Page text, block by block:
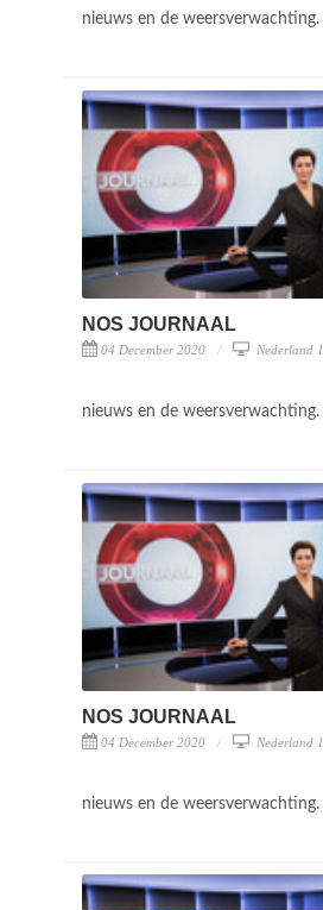
nieuws en de weersverwachting.
NOS JOURNAAL
04 December 2020 Nederland 1
nieuws en de weersverwachting.
NOS JOURNAAL
04 December 2020 Nederland 1
nieuws en de weersverwachting.